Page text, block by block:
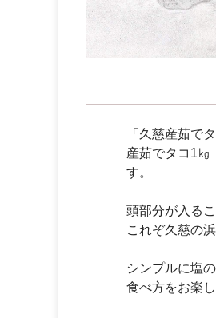
「久慈産茹で
産茹でタコ1㎏
す。
頭部分が入る
これぞ久慈の浜
シンプルに塩
食べ方をお楽